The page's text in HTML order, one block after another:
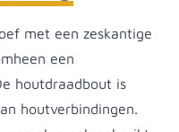
met een zeskantige
een
houtdraadbout is
houtverbindingen.